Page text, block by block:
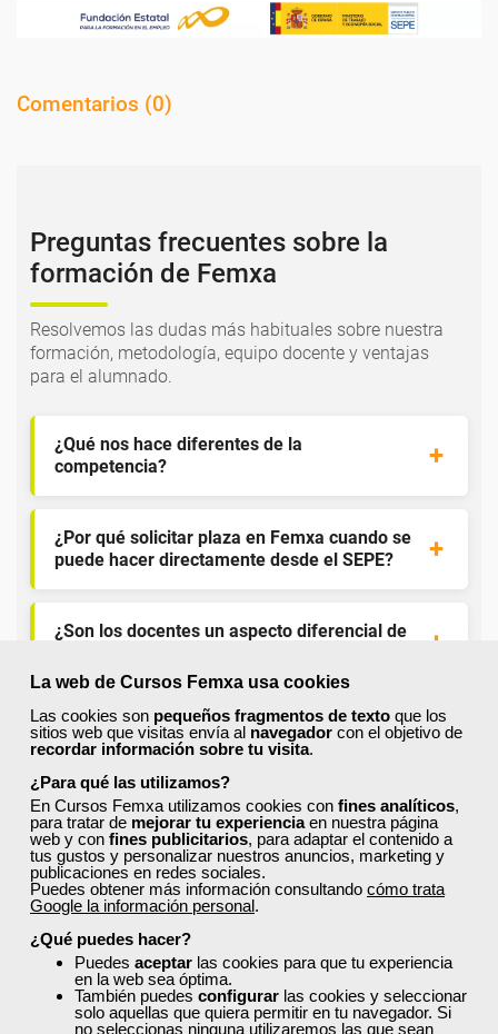
La web de Cursos Femxa usa cookies
Las cookies son pequeños fragmentos de texto que los
sitios web que visitas envía al navegador con el objetivo de
recordar información sobre tu visita.
¿Para qué las utilizamos?
En Cursos Femxa utilizamos cookies con fines analíticos,
para tratar de mejorar tu experienciaen nuestra página
web y con fines publicitarios, para adaptar el contenido a
tus gustos y personalizar nuestros anuncios, marketing y
publicaciones en redes sociales.
Puedes obtener más información consultando cómo trata
Google la información personal.
¿Qué puedes hacer?
Puedes aceptar las cookies para que tu experiencia
en la web sea óptima.
También puedes configurar las cookies y seleccionar
solo aquellas que quiera permitir en tu navegador. Si
no seleccionas ninguna utilizaremos las que sean
Comentarios (0)
Preguntas frecuentes sobre la
formación de Femxa
Resolvemos las dudas más habituales sobre nuestra
formación, metodología, equipo docente y ventajas
para el alumnado.
¿Qué nos hace diferentes de la
competencia?
¿Por qué solicitar plaza en Femxa cuando se
puede hacer directamente desde el SEPE?
¿Son los docentes un aspecto diferencial de
¿Los cursos de Femxa son prácticos y tienen
temario actualizado?
¿Qué ofrece Femxa al alumno una vez
finaliza su formación?
¿Recibiré un certificado al finalizar un curso
gratuito?